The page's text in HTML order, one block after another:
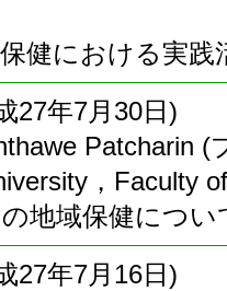
における実践
27年7月30日)
Patcharin (プ
，Faculty
域保健につい
27年7月16日)